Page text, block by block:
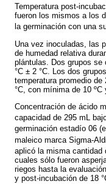
Temperatura post-
fueron los mismos a los
la germinación con una
Una vez inoculadas, las
de humedad relativa
plántulas. Dos grupos se
°C ± 2 °C. Los dos
temperatura promedio
°C, con mínima de 10 ºC
Concentración de ácido
capacidad de 295 mL
germinación estadío 06
maleico marca Sigma-
aplicó la misma cantidad
cuales sólo fueron
riegos hasta la
y post-incubación de 18